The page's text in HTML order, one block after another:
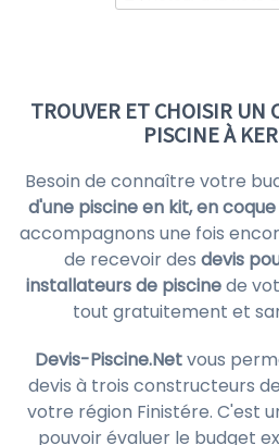
TROUVER ET CHOISIR UN
PISCINE À
Besoin de connaître votre
d'une piscine en kit, en
accompagnons une fois
de recevoir des devis
installateurs de piscinede
tout gratuitement et
Devis-Piscine.Netvous
devis à trois constructeurs
votre région Finistére. C'est
pouvoir évaluer le budget